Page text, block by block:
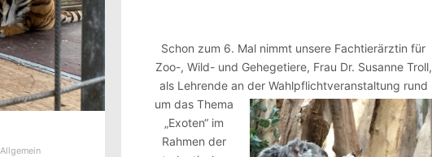
Allgemein
Schon zum 6. Mal nimmt unsere Fachtierärztin für
Zoo-, Wild- und Gehegetiere, Frau Dr. Susanne Troll,
als Lehrende an der Wahlpflichtveranstaltung rund
um das Thema
„Exoten“ im
Rahmen der